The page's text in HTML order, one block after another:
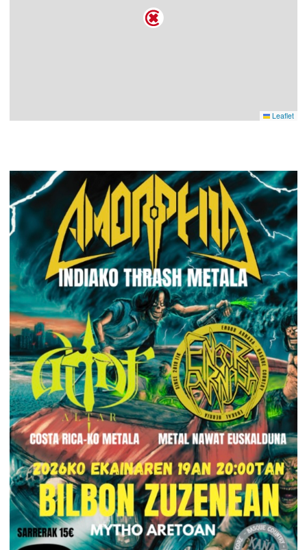
Leaflet